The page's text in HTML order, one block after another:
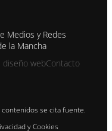
Medios y Redes
la Mancha
diseño webContacto
se cita fuente.
y Cookies